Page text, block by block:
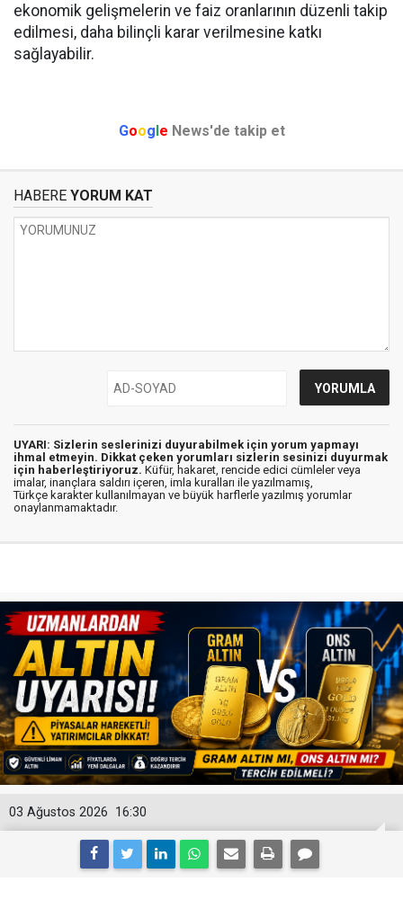
ekonomik gelişmelerin ve faiz oranlarının düzenli takip
edilmesi, daha bilinçli karar verilmesine katkı
sağlayabilir.
Goog e News'de takip et
HABERE YORUM KAT
UYARI: Sizlerin seslerinizi duyurabilmek için yorum yapmayı
ihmal etmeyin. Dikkat çeken yorumları sizlerin sesinizi duyurmak
için haberleştiriyoruz. Küfür, hakaret, rencide edici cümleler veya
imalar, inançlara saldırı içeren, imla kuralları ile yazılmamış,
Türkçe karakter kullanılmayan ve büyük harflerle yazılmış yorumlar
onaylanmamaktadır.
16:30
03 Ağustos 2026